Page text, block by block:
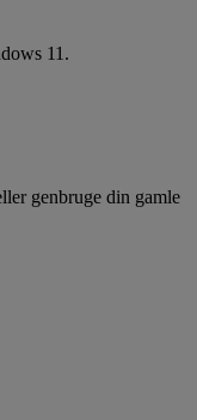
11.
genbruge din gamle